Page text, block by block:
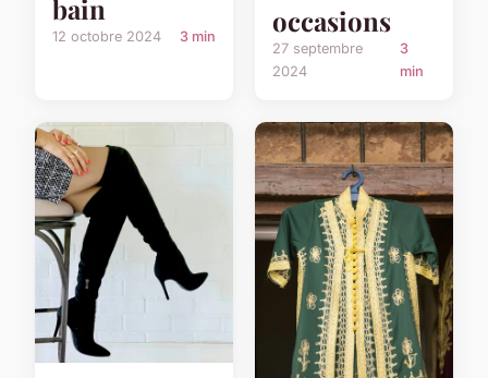
bain
12 octobre 2024 3 min
occasions
27 septembre
2024
3
min